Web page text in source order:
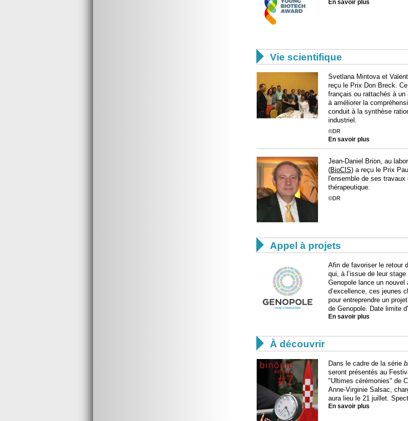
En savoir plus
 Vie scientifique
Svetlana Mintova et
reçu le Prix Don Breck.
français ou rattachés à
à améliorer la
conduit à la synthèse
industriel.
©DR
En savoir plus
Jean-Daniel Brion, au
(BioCIS) a reçu le Prix
l'ensemble de ses
thérapeutique.
©DR
 Appel à projets
Afin de favoriser le retour
qui, à l’issue de leur
Genopole lance un
d’excellence, ces jeunes
pour entreprendre un
de Genopole. Date limite
En savoir plus
 À découvrir
Dans le cadre de la série
seront présentés au
"Ultimes cérémonies" de
Anne-Virginie Salsac,
aura lieu le 21 juillet.
En savoir plus